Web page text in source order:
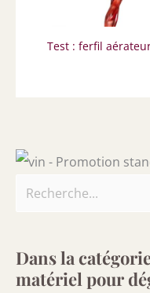
Test : ferfil
Dans la
matériel pour